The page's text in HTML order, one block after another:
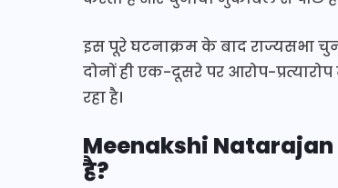
इस पूरे घटनाक्रम के बाद राज्यसभा
दोनों ही एक-दूसरे पर आरोप-
रहा है।
Meenakshi Natarajan
है?